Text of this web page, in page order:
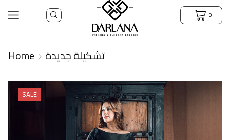
0
Home تشكيلة جديدة
SALE